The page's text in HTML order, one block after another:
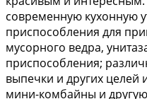
современную кухонную
приспособления для
мусорного ведра,
приспособления;
выпечки и других целей
мини-комбайны и